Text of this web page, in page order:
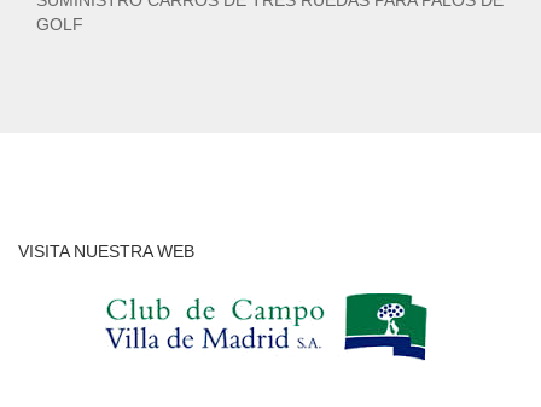
GOLF
VISITA NUESTRA WEB